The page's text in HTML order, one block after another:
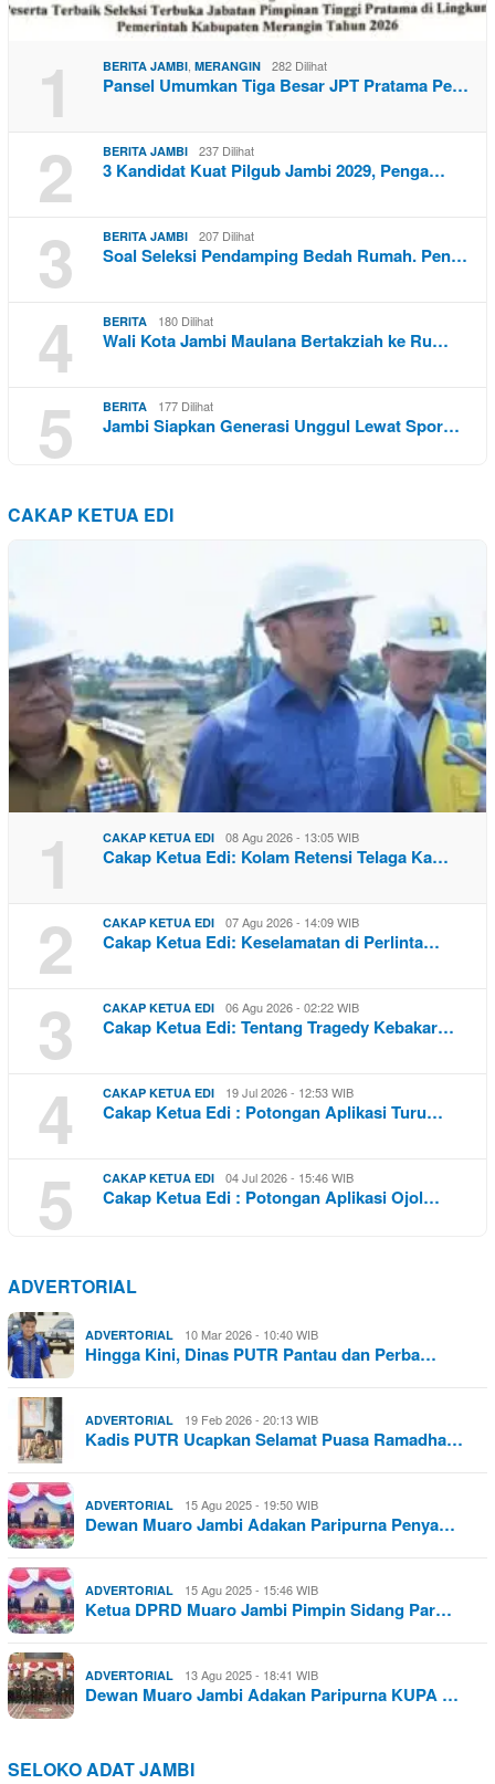
1 BERITA JAMBI, MERANGIN 282 Dilihat
Pansel Umumkan Tiga Besar JPT Pratama Pe…
2 BERITA JAMBI 237 Dilihat
3 Kandidat Kuat Pilgub Jambi 2029, Penga…
3 BERITA JAMBI 207 Dilihat
Soal Seleksi Pendamping Bedah Rumah. Pen…
4 BERITA 180 Dilihat
Wali Kota Jambi Maulana Bertakziah ke Ru…
5 BERITA 177 Dilihat
Jambi Siapkan Generasi Unggul Lewat Spor…
CAKAP KETUA EDI
1 CAKAP KETUA EDI 08 Agu 2026 - 13:05 WIB
Cakap Ketua Edi: Kolam Retensi Telaga Ka…
2 CAKAP KETUA EDI 07 Agu 2026 - 14:09 WIB
Cakap Ketua Edi: Keselamatan di Perlinta…
3 CAKAP KETUA EDI 06 Agu 2026 - 02:22 WIB
Cakap Ketua Edi: Tentang Tragedy Kebakar…
4 CAKAP KETUA EDI 19 Jul 2026 - 12:53 WIB
Cakap Ketua Edi : Potongan Aplikasi Turu…
5 CAKAP KETUA EDI 04 Jul 2026 - 15:46 WIB
Cakap Ketua Edi : Potongan Aplikasi Ojol…
ADVERTORIAL
ADVERTORIAL 10 Mar 2026 - 10:40 WIB
Hingga Kini, Dinas PUTR Pantau dan Perba…
ADVERTORIAL 19 Feb 2026 - 20:13 WIB
Kadis PUTR Ucapkan Selamat Puasa Ramadha…
ADVERTORIAL 15 Agu 2025 - 19:50 WIB
Dewan Muaro Jambi Adakan Paripurna Penya…
ADVERTORIAL 15 Agu 2025 - 15:46 WIB
Ketua DPRD Muaro Jambi Pimpin Sidang Par…
ADVERTORIAL 13 Agu 2025 - 18:41 WIB
Dewan Muaro Jambi Adakan Paripurna KUPA …
SELOKO ADAT JAMBI